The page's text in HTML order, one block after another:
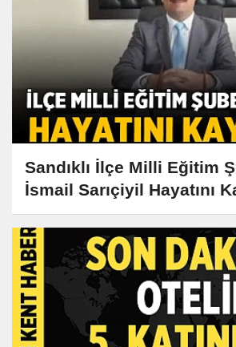
Sandıklı İlçe Milli Eğitim
İsmail Sarıçiyil Hayatını